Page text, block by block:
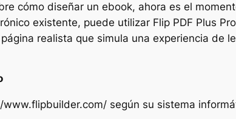
cómo diseñar un ebook, ahora es el
existente, puede utilizar Flip PDF Plus
realista que simula una experiencia de
www.flipbuilder.com/ según su sistema